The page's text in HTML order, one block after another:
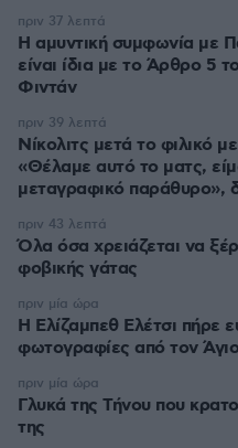
Η αμυντική συμφωνία με
είναι ίδια με το Άρθρο 5
Φιντάν
πριν 37 λεπτά
Νίκολιτς μετά το φιλικό
«Θέλαμε αυτό το ματς,
μεταγραφικό παράθυρο»,
πριν 39 λεπτά
Όλα όσα χρειάζεται να
φοβικής γάτας
πριν 43 λεπτά
Η Ελίζαμπεθ Ελέτσι πήρε
φωτογραφίες από τον
πριν μία ώρα
Γλυκά της Τήνου που
της
πριν μία ώρα